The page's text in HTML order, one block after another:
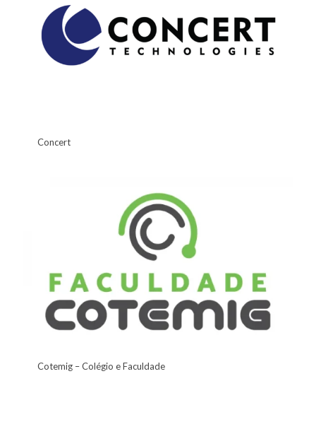
Concert
Cotemig – Colégio e Faculdade